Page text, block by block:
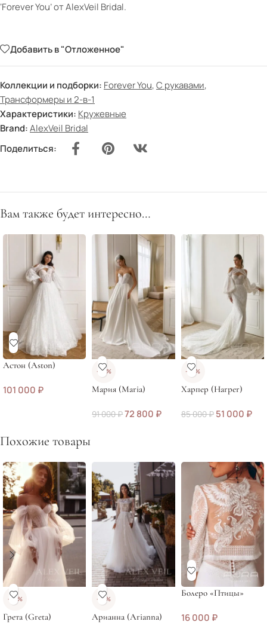
‘Forever You’ от AlexVeil Bridal.
Добавить в "Отложенное"
Коллекции и подборки: Forever You,С рукавами,
Трансформеры и 2-в-1
Характеристики: Кружевные
Brand:AlexVeil Bridal
Поделиться:
Вам также будет интересно…
Астон (Aston)
101 000 ₽
-20%
Мария (Maria)
91 000₽72 800 ₽
-40%
Харпер (Harper)
85 000₽ 51 000 ₽
Похожие товары
-20%
Грета (Greta)
-37%
Арианна (Arianna)
Болеро «Птицы»
16 000 ₽